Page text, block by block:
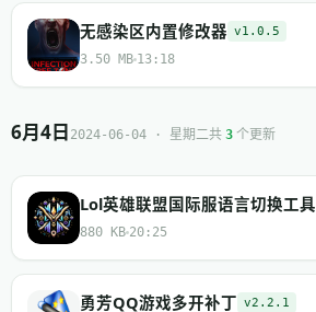
无感染区内置修改器 v1.0.5
3.50 MB 13:18
6月4日 2024-06-04 · 星期二共 3 个更新
Lol英雄联盟国际服语言切换工具
880 KB 20:25
勇芳QQ游戏多开补丁 v2.2.1